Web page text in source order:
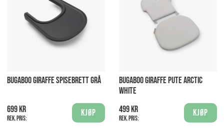
BUGABOO GIRAFFE SPISEBRETT GRÅ
699 kr
Rek. pris:
Kjøp
BUGABOO GIRAFFE PUTE ARCTIC
WHITE
499 kr
Rek. pris:
Kjøp